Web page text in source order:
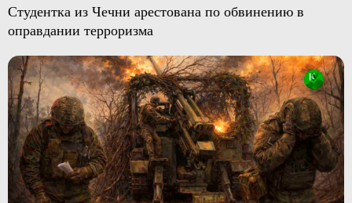
Студентка из Чечни арестована по обвинению в
оправдании терроризма